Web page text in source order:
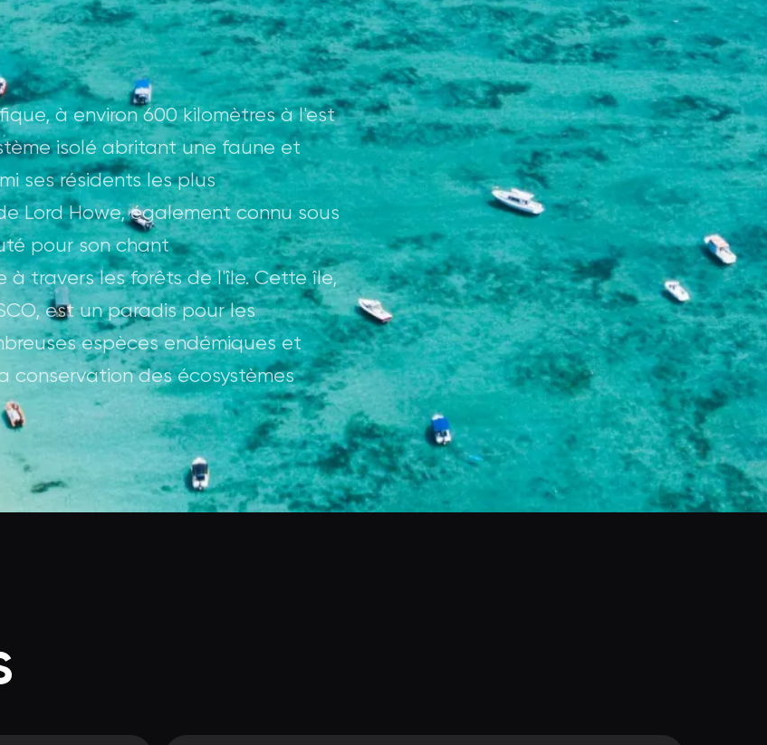
à environ 600 kilomètres à l'est
isolé abritant une faune et
ses résidents les plus
Lord Howe, également connu sous
pour son chant
à travers les forêts de l'île. Cette île,
est un paradis pour les
espèces endémiques et
conservation des écosystèmes